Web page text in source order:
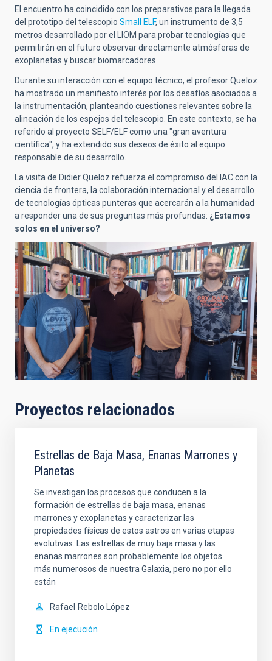
El encuentro ha coincidido con los preparativos para la llegada
del prototipo del telescopio Small ELF, un instrumento de 3,5
metros desarrollado por el LIOM para probar tecnologías que
permitirán en el futuro observar directamente atmósferas de
exoplanetas y buscar biomarcadores.
Durante su interacción con el equipo técnico, el profesor Queloz
ha mostrado un manifiesto interés por los desafíos asociados a
la instrumentación, planteando cuestiones relevantes sobre la
alineación de los espejos del telescopio. En este contexto, se ha
referido al proyecto SELF/ELF como una "gran aventura
científica", y ha extendido sus deseos de éxito al equipo
responsable de su desarrollo.
La visita de Didier Queloz refuerza el compromiso del IAC con la
ciencia de frontera, la colaboración internacional y el desarrollo
de tecnologías ópticas punteras que acercarán a la humanidad
a responder una de sus preguntas más profundas: ¿Estamos
solos en el universo?
Proyectos relacionados
Estrellas de Baja Masa, Enanas Marrones y
Planetas
Se investigan los procesos que conducen a la
formación de estrellas de baja masa, enanas
marrones y exoplanetas y caracterizar las
propiedades físicas de estos astros en varias etapas
evolutivas. Las estrellas de muy baja masa y las
enanas marrones son probablemente los objetos
más numerosos de nuestra Galaxia, pero no por ello
están
Rafael Rebolo López
En ejecución